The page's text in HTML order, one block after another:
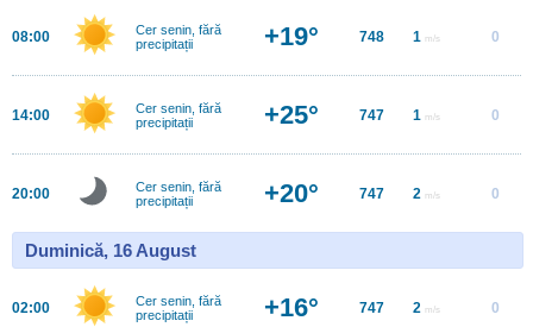
08:00
Cer senin, fără
precipitații
+19° 748 1 m/s 0
14:00
Cer senin, fără
precipitații
+25° 747 1 m/s 0
20:00
Cer senin, fără
precipitații
+20° 747 2 m/s 0
Duminică, 16 August
02:00
Cer senin, fără
precipitații
+16° 747 2 m/s 0